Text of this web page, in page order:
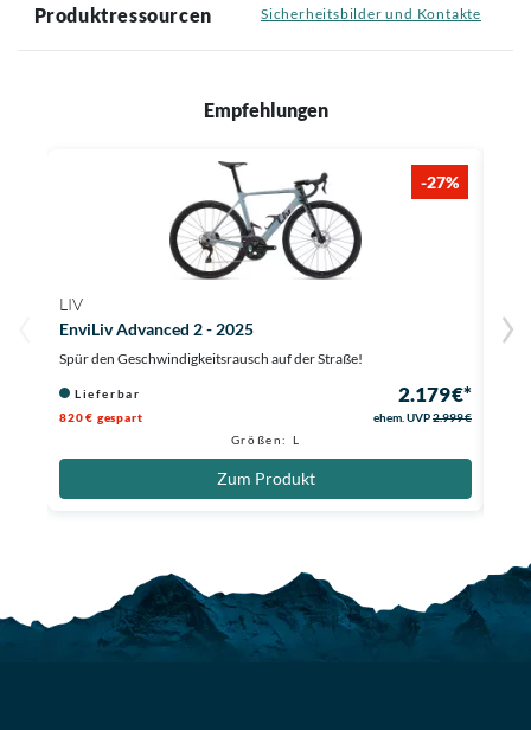
Produktressourcen
Sicherheitsbilder und Kontakte
Empfehlungen
-27%
LIV
EnviLiv Advanced 2 - 2025
Spür den Geschwindigkeitsrausch auf der Straße!
Lieferbar 2.179 €*
820 € gespart ehem. UVP2.999 €
Größen: L
Zum Produkt